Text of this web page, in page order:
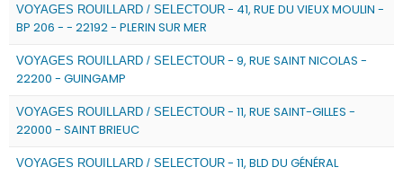
VOYAGES ROUILLARD / SELECTOUR - 41, RUE DU VIEUX MOULIN -
BP 206 - - 22192 - PLERIN SUR MER
VOYAGES ROUILLARD / SELECTOUR - 9, RUE SAINT NICOLAS -
22200 - GUINGAMP
VOYAGES ROUILLARD / SELECTOUR - 11, RUE SAINT-GILLES -
22000 - SAINT BRIEUC
VOYAGES ROUILLARD / SELECTOUR - 11, BLD DU GÉNÉRAL